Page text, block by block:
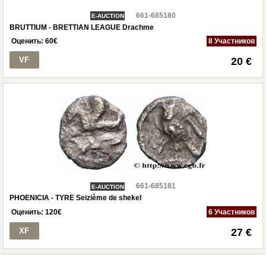
E-AUCTION
661-685180
BRUTTIUM - BRETTIAN LEAGUE Drachme
Оценить: 60€ 8 Участников
VF 20 €
E-AUCTION
661-685181
PHOENICIA - TYRE Seizième de shekel
Оценить: 120€ 6 Участников
XF 27 €